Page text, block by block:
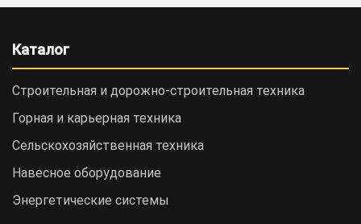
Каталог
Строительная и дорожно-cтроительная техника
Горная и карьерная техника
Сельскохозяйственная техника
Навесное оборудование
Энергетические системы